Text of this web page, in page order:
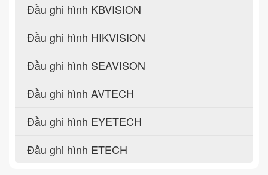
Đầu ghi hình KBVISION
Đầu ghi hình HIKVISION
Đầu ghi hình SEAVISON
Đầu ghi hình AVTECH
Đầu ghi hình EYETECH
Đầu ghi hình ETECH